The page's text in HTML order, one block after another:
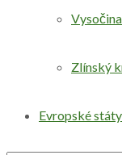
Vysočina
Zlínský
Evropské státy